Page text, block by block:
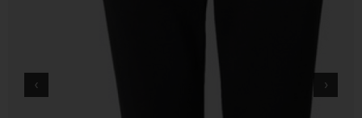
‹ ›